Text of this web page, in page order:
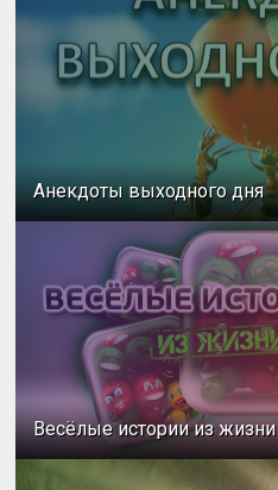
Анекдоты выходного дня
Весёлые истории из жизни